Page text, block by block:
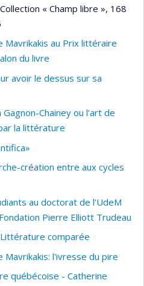
« Champ libre », 168
Mavrikakis au Prix littéraire
du livre
avoir le dessus sur sa
Chainey ou l’art de
la littérature
création entre aux cycles
au doctorat de l’UdeM
Pierre Elliott Trudeau
comparée
l'ivresse du pire
québécoise - Catherine